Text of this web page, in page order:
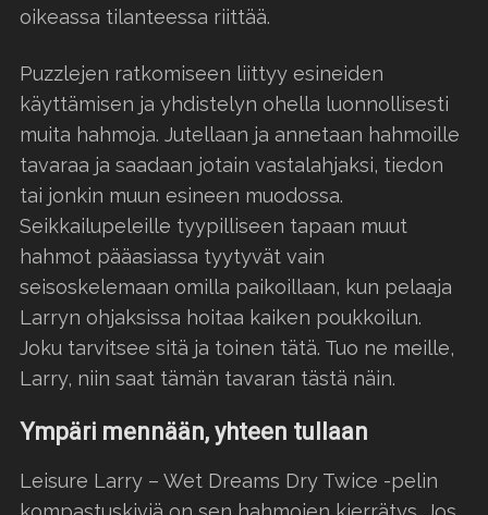
oikeassa tilanteessa riittää.
Puzzlejen ratkomiseen liittyy esineiden
käyttämisen ja yhdistelyn ohella luonnollisesti
muita hahmoja. Jutellaan ja annetaan hahmoille
tavaraa ja saadaan jotain vastalahjaksi, tiedon
tai jonkin muun esineen muodossa.
Seikkailupeleille tyypilliseen tapaan muut
hahmot pääasiassa tyytyvät vain
seisoskelemaan omilla paikoillaan, kun pelaaja
Larryn ohjaksissa hoitaa kaiken poukkoilun.
Joku tarvitsee sitä ja toinen tätä. Tuo ne meille,
Larry, niin saat tämän tavaran tästä näin.
Ympäri mennään, yhteen tullaan
Leisure Larry – Wet Dreams Dry Twice -pelin